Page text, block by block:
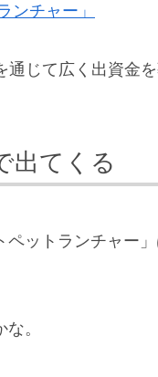
ンチャー」
通じて広く出資金
出てくる
ペットランチャー
。